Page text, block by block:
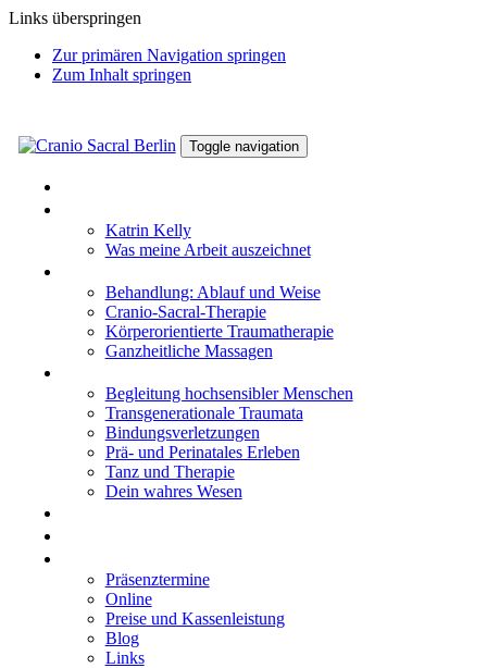
Links überspringen
Zur primären Navigation springen
Zum Inhalt springen
Toggle navigation
Katrin Kelly
Was meine Arbeit auszeichnet
Behandlung: Ablauf und Weise
Cranio-Sacral-Therapie
Körperorientierte Traumatherapie
Ganzheitliche Massagen
Begleitung hochsensibler Menschen
Transgenerationale Traumata
Bindungsverletzungen
Prä- und Perinatales Erleben
Tanz und Therapie
Dein wahres Wesen
Präsenztermine
Online
Preise und Kassenleistung
Blog
Links